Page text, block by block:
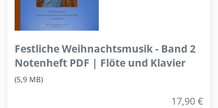
Festliche Weihnachtsmusik - Band 2
Notenheft PDF | Flöte und Klavier
(5,9 MB)
17,90 €